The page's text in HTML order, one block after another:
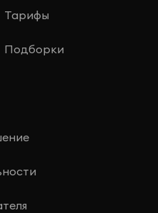
Тарифы
Подборки